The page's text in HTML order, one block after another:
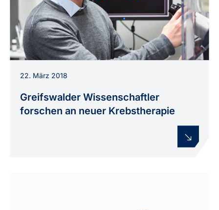
Forschergruppe „Plasma-Redox-Effekte“.
22. März 2018
Greifswalder Wissenschaftler
forschen an neuer Krebstherapie